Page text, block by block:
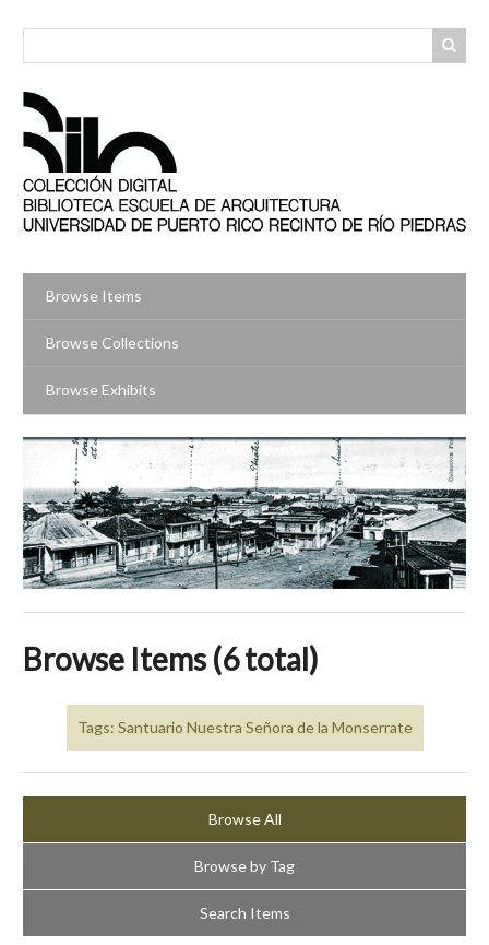
Browse Items
Browse Collections
Browse Exhibits
Browse Items (6 total)
Tags: Santuario Nuestra Señora de la Monserrate
Browse All
Browse by Tag
Search Items